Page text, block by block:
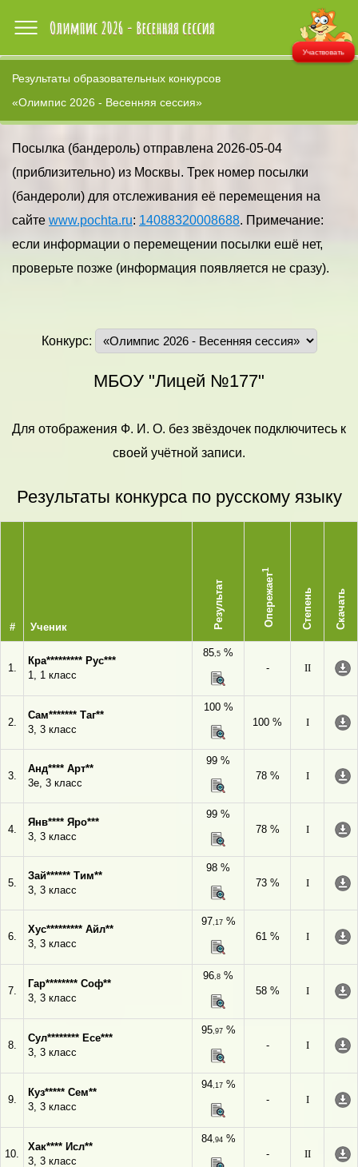
Участвовать
Результаты образовательных конкурсов
«Олимпис 2026 - Весенняя сессия»
Посылка (бандероль) отправлена 2026-05-04
(приблизительно) из Москвы. Трек номер посылки
(бандероли) для отслеживания её перемещения на
сайте www.pochta.ru: 14088320008688. Примечание:
если информации о перемещении посылки ешё нет,
проверьте позже (информация появляется не сразу).
Конкурс:
МБОУ "Лицей №177"
Для отображения Ф. И. О. без звёздочек подключитесь к
своей учётной записи.
Результаты конкурса по русскому языку
# Ученик Результат Опережает
1
Степень Скачать
1.
Кра********* Рус***
1, 1 класс
85,5 %
-
II
2.
Сам******* Таг**
3, 3 класс
100 %
100 %
I
3.
Анд**** Арт**
3е, 3 класс
99 %
78 %
I
4.
Янв**** Яро***
3, 3 класс
99 %
78 %
I
5.
Зай****** Тим**
3, 3 класс
98 %
73 %
I
6.
Хус********* Айл**
3, 3 класс
97,17%
61 %
I
7.
Гар******** Соф**
3, 3 класс
96,8 %
58 %
I
8.
Сул******** Есе***
3, 3 класс
95,97%
-
I
9.
Куз***** Сем**
3, 3 класс
94,17%
-
I
10.
Хак**** Исл**
3, 3 класс
84,94%
-
II